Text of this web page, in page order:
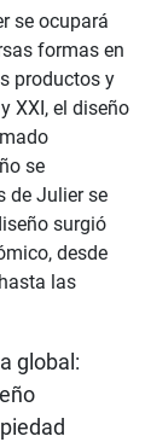
se ocupará
formas en
productos y
XXI, el diseño
se
de Julier se
surgió
desde
las
global: